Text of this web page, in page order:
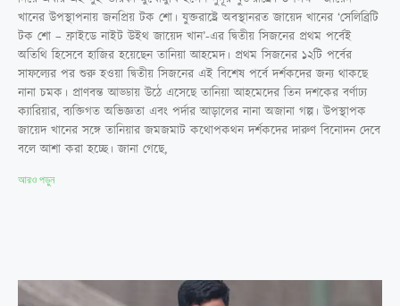
খানের উপস্থাপনায় জনপ্রিয় টক শো। যুক্তরাষ্ট্রে অবস্থানরত জায়েদ খানের ‘সেলিব্রিটি
টক শো – ফ্রাইডে নাইট উইথ জায়েদ খান’-এর দ্বিতীয় সিজনের প্রথম পর্বেই
অতিথি হিসেবে হাজির হয়েছেন তানিয়া আহমেদ। প্রথম সিজনের ১২টি পর্বের
সাফল্যের পর শুরু হওয়া দ্বিতীয় সিজনের এই বিশেষ পর্বে দর্শকদের জন্য থাকছে
নানা চমক। প্রাণবন্ত আড্ডায় উঠে এসেছে তানিয়া আহমেদের তিন দশকের বর্ণাঢ্য
ক্যারিয়ার, ব্যক্তিগত অভিজ্ঞতা এবং পর্দার আড়ালের নানা অজানা গল্প। উপস্থাপক
জায়েদ খানের সঙ্গে তানিয়ার জমজমাট কথোপকথন দর্শকদের দারুণ বিনোদন দেবে
বলে আশা করা হচ্ছে। জানা গেছে,
আরও পড়ুন